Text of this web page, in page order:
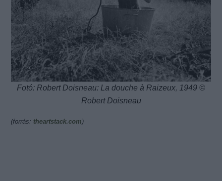
Fotó: Robert Doisneau: La douche à Raizeux, 1949 ©
Robert Doisneau
(forrás: theartstack.com)